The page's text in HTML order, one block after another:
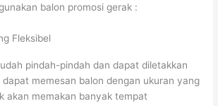
balon promosi gerak :
Fleksibel
pindah-pindah dan dapat diletakkan
dapat memesan balon dengan ukuran yang
akan memakan banyak tempat